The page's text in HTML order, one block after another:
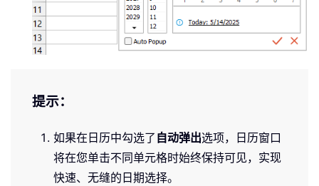
提示：
如果在日历中勾选了 自动弹出选项，日历窗口
将在您单击不同单元格时始终保持可见，实现
快速、无缝的日期选择。